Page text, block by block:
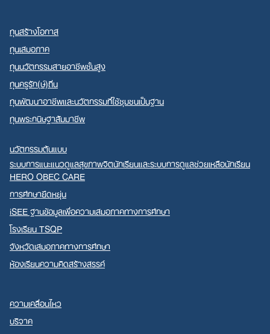
ทุนสร้างโอกาส
ทุนเสมอภาค
ทุนนวัตกรรมสายอาชีพชั้นสูง
ทุนครูรัก(ษ์)ถิ่น
ทุนพัฒนาอาชีพและนวัตกรรมที่ใช้ชุมชนเป็นฐาน
ทุนพระกนิษฐาสัมมาชีพ
นวัตกรรมต้นแบบ
ระบบการแนะแนวดูแลสุขภาพจิตนักเรียนและระบบการดูแลช่วยเหลือนักเรียน
HERO OBEC CARE
การศึกษายืดหยุ่น
iSEE ฐานข้อมูลเพื่อความเสมอภาคทางการศึกษา
โรงเรียน TSQP
จังหวัดเสมอภาคทางการศึกษา
ห้องเรียนความคิดสร้างสรรค์
ความเคลื่อนไหว
บริจาค